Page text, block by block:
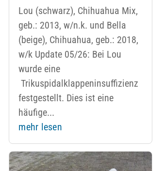
Lou (schwarz), Chihuahua Mix,
geb.: 2013, w/n.k. und Bella
(beige), Chihuahua, geb.: 2018,
w/k Update 05/26: Bei Lou
wurde eine
Trikuspidalklappeninsuffizienz
festgestellt. Dies ist eine
häufige...
mehr lesen